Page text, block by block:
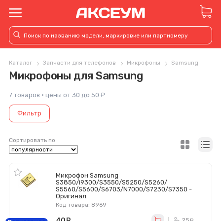
Каталог Запчасти для телефонов Микрофоны Samsung
Микрофоны для Samsung
7 товаров · цены от 30 до 50 ₽
Фильтр
Сортировать по
Микрофон Samsung
S3850/i9300/S3550/S5250/S5260/
S5560/S5600/S6703/N7000/S7230/S7350 -
Оригинал
Код товара: 8969